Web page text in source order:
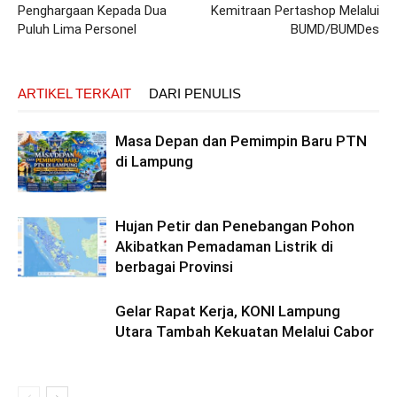
Penghargaan Kepada Dua
Puluh Lima Personel
Kemitraan Pertashop Melalui
BUMD/BUMDes
ARTIKEL TERKAIT DARI PENULIS
Masa Depan dan Pemimpin Baru PTN
di Lampung
Hujan Petir dan Penebangan Pohon
Akibatkan Pemadaman Listrik di
berbagai Provinsi
Gelar Rapat Kerja, KONI Lampung
Utara Tambah Kekuatan Melalui Cabor